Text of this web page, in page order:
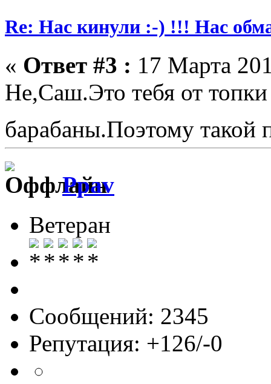
Re: Нас кинули :-) !!! Нас
« Ответ #3 : 17 Марта
Не,Саш.Это тебя от топки
барабаны.Поэтому
Ppav
Ветеран
Сообщений: 2345
Репутация: +126/-0